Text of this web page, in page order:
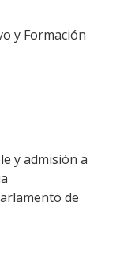
y Formación
y admisión a
de